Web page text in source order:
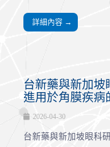
詳細內容 →
台新藥與新加坡
進用於角膜疾病
2026-04-30
台新藥與新加坡眼科